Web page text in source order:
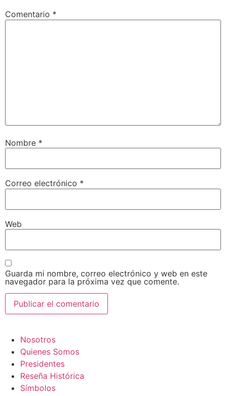
Comentario *
Nombre *
Correo electrónico *
Web
Guarda mi nombre, correo electrónico y web en este
navegador para la próxima vez que comente.
Nosotros
Quienes Somos
Presidentes
Reseña Histórica
Símbolos